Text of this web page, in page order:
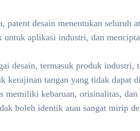
desain menentukan seluruh
aplikasi industri, dan
desain, termasuk produk industri,
kerajinan tangan yang tidak dapat
memiliki kebaruan, orisinalitas,
boleh identik atau sangat mirip